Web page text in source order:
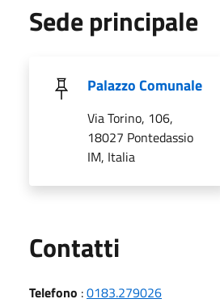
Sede principale
Palazzo Comunale
Via Torino, 106,
18027 Pontedassio
IM, Italia
Contatti
Telefono :0183.279026